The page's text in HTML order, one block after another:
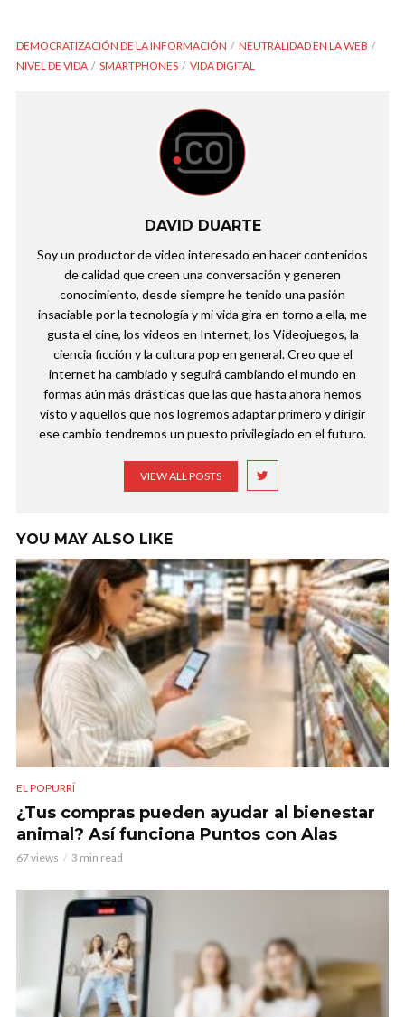
DEMOCRATIZACIÓN DE LA INFORMACIÓN
NEUTRALIDAD EN LA WEB
NIVEL DE VIDA
SMARTPHONES VIDA DIGITAL
DAVID DUARTE
Soy un productor de video interesado en hacer contenidos
de calidad que creen una conversación y generen
conocimiento, desde siempre he tenido una pasión
insaciable por la tecnología y mi vida gira en torno a ella, me
gusta el cine, los videos en Internet, los Videojuegos, la
ciencia ficción y la cultura pop en general. Creo que el
internet ha cambiado y seguirá cambiando el mundo en
formas aún más drásticas que las que hasta ahora hemos
visto y aquellos que nos logremos adaptar primero y dirigir
ese cambio tendremos un puesto privilegiado en el futuro.
VIEW ALL POSTS
YOU MAY ALSO LIKE
EL POPURRÍ
¿Tus compras pueden ayudar al bienestar
animal? Así funciona Puntos con Alas
67 views 3 min read